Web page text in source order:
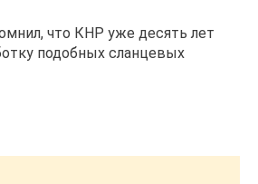
что КНР уже десять лет
подобных сланцевых